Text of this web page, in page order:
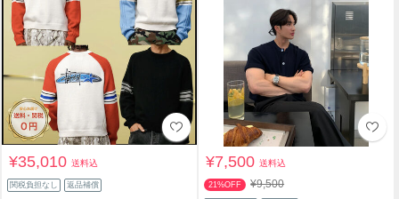
¥35,010送料込
関税負担なし 返品補償
¥7,500送料込
21%OFF ¥9,500